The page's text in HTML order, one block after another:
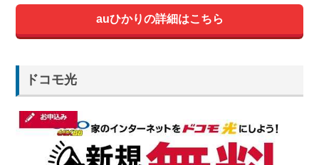
auひかりの詳細はこちら
ドコモ光